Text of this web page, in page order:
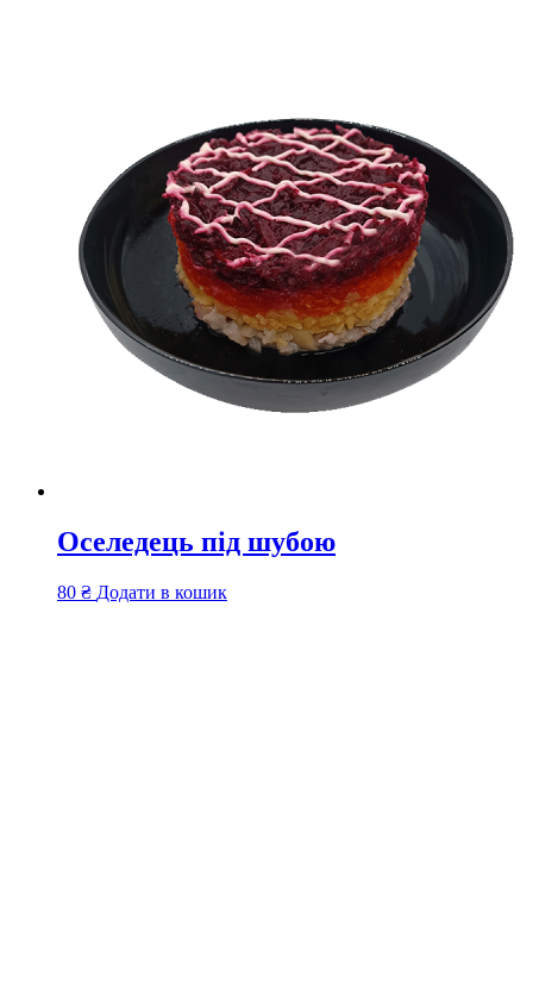
Оселедець під шубою
80 ₴ Додати в кошик